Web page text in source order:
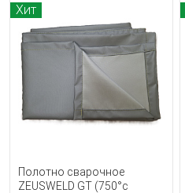
Хит
Полотно сварочное
ZEUSWELD GT (750°с